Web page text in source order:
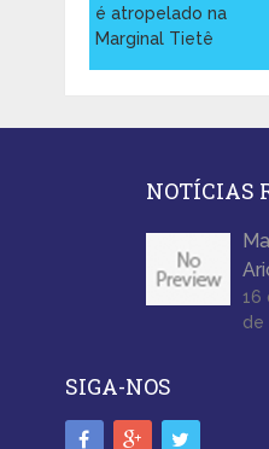
é atropelado na
Marginal Tietê
NOTÍCIAS
16
de
SIGA-NOS